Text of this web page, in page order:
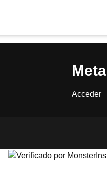
Meta
Acceder